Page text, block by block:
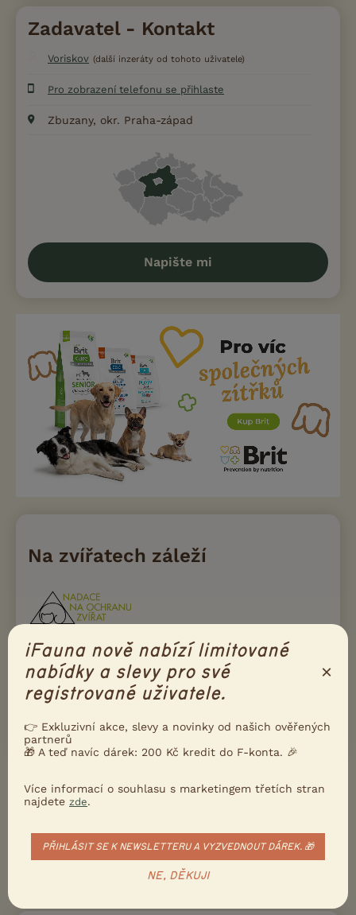
Zadavatel - Kontakt
Voriskov (další inzeráty od tohoto uživatele)
Pro zobrazení telefonu se přihlaste
Zbuzany, okr. Praha-západ
Napište mi
Na zvířatech záleží
Naše podmínky a pravidla inzerce konzultujeme s
Nadací na ochranu zvířat. Díky tomu iFauna drží
krok s aktuální legislativou, i s principy moderního
a etického chovu zvířat.
Ukažte inzerát známým!
Nahlásit inzerát
iFauna nově nabízí limitované
nabídky a slevy pro své
registrované uživatele.
×
👉 Exkluzivní akce, slevy a novinky od našich ověřených
partnerů
🎁 A teď navíc dárek: 200 Kč kredit do F-konta. 🎉
Více informací o souhlasu s marketingem třetích stran
najdete zde.
PŘIHLÁSIT SE K NEWSLETTERU A VYZVEDNOUT DÁREK. 🎁
NE, DĚKUJI